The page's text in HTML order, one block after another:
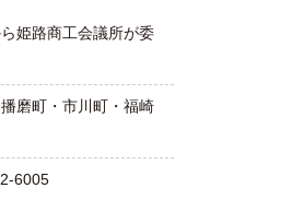
姫路商工会議所が委
磨町・市川町・福崎
6005